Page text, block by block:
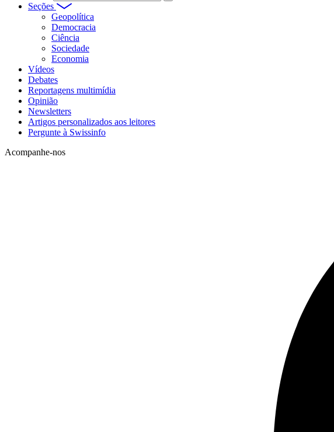
Seções
Geopolítica
Democracia
Ciência
Sociedade
Economia
Vídeos
Debates
Reportagens multimídia
Opinião
Newsletters
Artigos personalizados aos leitores
Pergunte à Swissinfo
Acompanhe-nos